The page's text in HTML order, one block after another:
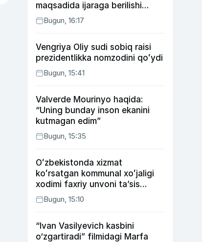
maqsadida ijaraga berilishi
mumkin
Bugun, 16:17
Vengriya Oliy sudi sobiq raisi
prezidentlikka nomzodini qoʻydi
Bugun, 15:41
Valverde Mourinyo haqida:
“Uning bunday inson ekanini
kutmagan edim”
Bugun, 15:35
Oʻzbekistonda xizmat
koʻrsatgan kommunal xoʻjaligi
xodimi faxriy unvoni taʼsis
etilishi mumkin
Bugun, 15:10
“Ivan Vasilyevich kasbini
o‘zgartiradi” filmidagi Marfa